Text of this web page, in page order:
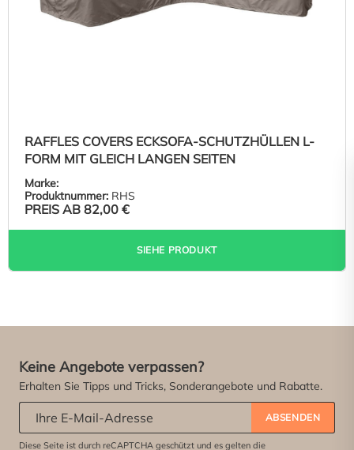
RAFFLES COVERS ECKSOFA-SCHUTZHÜLLEN L-
FORM MIT GLEICH LANGEN SEITEN
Marke:
Produktnummer: RHS
PREIS AB 82,00 €
SIEHE PRODUKT
Keine Angebote verpassen?
Erhalten Sie Tipps und Tricks, Sonderangebote und Rabatte.
ABSENDEN
Diese Seite ist durch reCAPTCHA geschützt und es gelten die